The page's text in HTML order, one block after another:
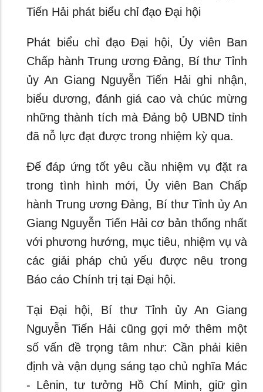
Tiến Hải phát biểu chỉ đạo Đại hội
Phát biểu chỉ đạo Đại hội, Ủy viên Ban
Chấp hành Trung ương Đảng, Bí thư Tỉnh
ủy An Giang Nguyễn Tiến Hải ghi nhận,
biểu dương, đánh giá cao và chúc mừng
những thành tích mà Đảng bộ UBND tỉnh
đã nỗ lực đạt được trong nhiệm kỳ qua.
Để đáp ứng tốt yêu cầu nhiệm vụ đặt ra
trong tình hình mới, Ủy viên Ban Chấp
hành Trung ương Đảng, Bí thư Tỉnh ủy An
Giang Nguyễn Tiến Hải cơ bản thống nhất
với phương hướng, mục tiêu, nhiệm vụ và
các giải pháp chủ yếu được nêu trong
Báo cáo Chính trị tại Đại hội.
Tại Đại hội, Bí thư Tỉnh ủy An Giang
Nguyễn Tiến Hải cũng gợi mở thêm một
số vấn đề trọng tâm như: Cần phải kiên
định và vận dụng sáng tạo chủ nghĩa Mác
- Lênin, tư tưởng Hồ Chí Minh, giữ gìn